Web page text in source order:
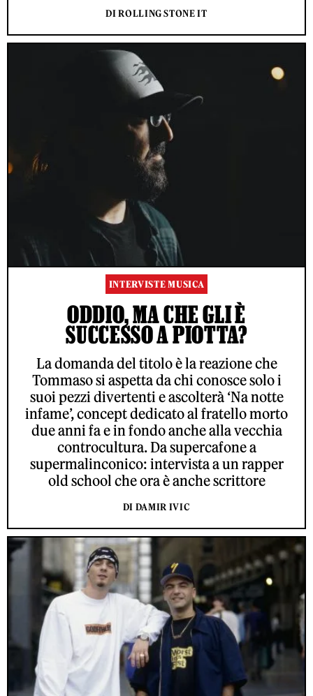
DI ROLLING STONE IT
INTERVISTE MUSICA
ODDIO, MA CHE GLI È
SUCCESSO A PIOTTA?
La domanda del titolo è la reazione che
Tommaso si aspetta da chi conosce solo i
suoi pezzi divertenti e ascolterà ‘Na notte
infame’, concept dedicato al fratello morto
due anni fa e in fondo anche alla vecchia
controcultura. Da supercafone a
supermalinconico: intervista a un rapper
old school che ora è anche scrittore
DI DAMIR IVIC